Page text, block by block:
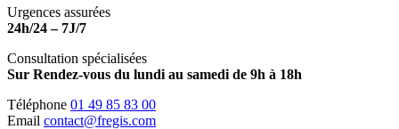
Urgences assurées
24h/24 – 7J/7
Consultation spécialisées
Sur Rendez-vous du lundi au samedi de 9h à 18h
Téléphone 01 49 85 83 00
Email contact@fregis.com